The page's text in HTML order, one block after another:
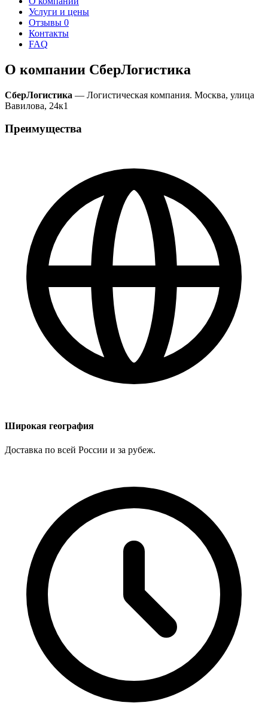
Услуги и цены
Отзывы 0
Контакты
FAQ
О компании СберЛогистика
СберЛогистика — Логистическая компания. Москва, улица
Вавилова, 24к1
Преимущества
Широкая география
Доставка по всей России и за рубеж.